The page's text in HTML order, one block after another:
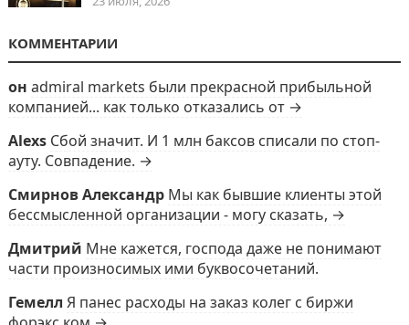
КОММЕНТАРИИ
он admiral markets были прекрасной прибыльной
компанией... как только отказались от →
Alexs Сбой значит. И 1 млн баксов списали по стоп-
ауту. Совпадение. →
Смирнов Александр Мы как бывшие клиенты этой
бессмысленной организации - могу сказать, →
Дмитрий Мне кажется, господа даже не понимают
части произносимых ими буквосочетаний.
Гемелл Я панес расходы на заказ колег с биржи